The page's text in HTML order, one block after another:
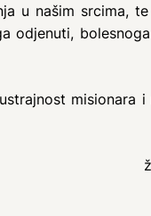
u našim srcima,
odjenuti,
misionara